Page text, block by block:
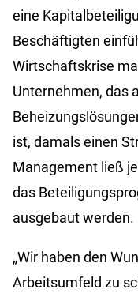
eine
Beschäftigten
Wirtschaftskrise
Unternehmen, das
ist, damals einen
Management ließ
das
ausgebaut werden.
„Wir haben den
Arbeitsumfeld zu